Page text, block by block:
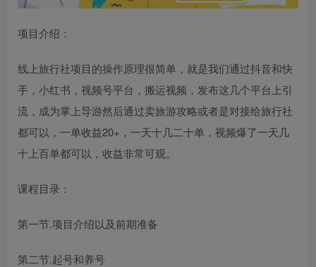
项目介绍：
线上旅行社项目的操作原理很简单，就是我们通过抖音和快
手，小红书，视频号平台，搬运视频，发布这几个平台上引
流，成为掌上导游然后通过卖旅游攻略或者是对接给旅行社
都可以，一单收益20+，一天十几二十单，视频爆了一天几
十上百单都可以，收益非常可观。
课程目录：
第一节.项目介绍以及前期准备
第二节.起号和养号